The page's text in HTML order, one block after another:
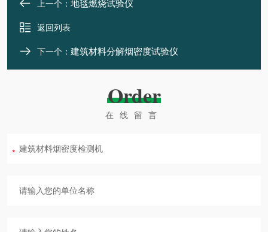
上一个： 地毯燃烧试验仪
返回列表
下一个： 建筑材料分解烟密度试验仪
Order
在线留言